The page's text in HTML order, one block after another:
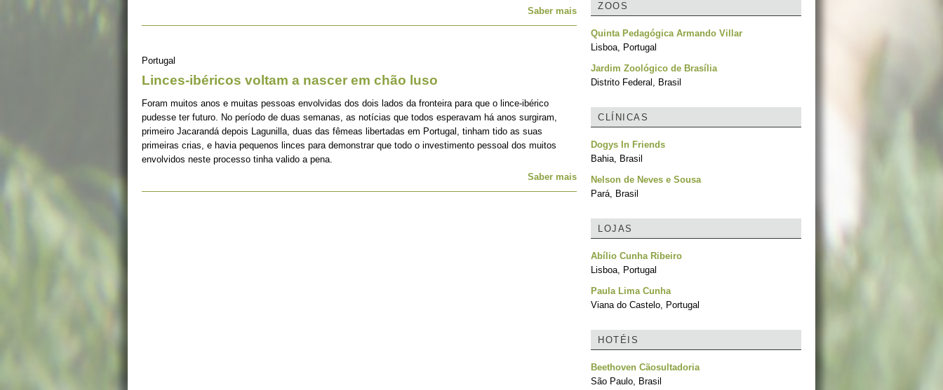
Saber mais
Portugal
Linces-ibéricos voltam a nascer em chão luso
Foram muitos anos e muitas pessoas envolvidas dos dois lados da fronteira para que o lince-ibérico
pudesse ter futuro. No período de duas semanas, as notícias que todos esperavam há anos surgiram,
primeiro Jacarandá depois Lagunilla, duas das fêmeas libertadas em Portugal, tinham tido as suas
primeiras crias, e havia pequenos linces para demonstrar que todo o investimento pessoal dos muitos
envolvidos neste processo tinha valido a pena.
Saber mais
ZOOS
Quinta Pedagógica Armando Villar
Lisboa, Portugal
Jardim Zoológico de Brasília
Distrito Federal, Brasil
CLÍNICAS
Dogys In Friends
Bahia, Brasil
Nelson de Neves e Sousa
Pará, Brasil
LOJAS
Abílio Cunha Ribeiro
Lisboa, Portugal
Paula Lima Cunha
Viana do Castelo, Portugal
HOTÉIS
Beethoven Cãosultadoria
São Paulo, Brasil